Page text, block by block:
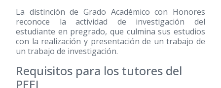
La distinción de Grado Académico con Honores
reconoce la actividad de investigación del
estudiante en pregrado, que culmina sus estudios
con la realización y presentación de un trabajo de
un trabajo de investigación.
Requisitos para los tutores del
PEEI